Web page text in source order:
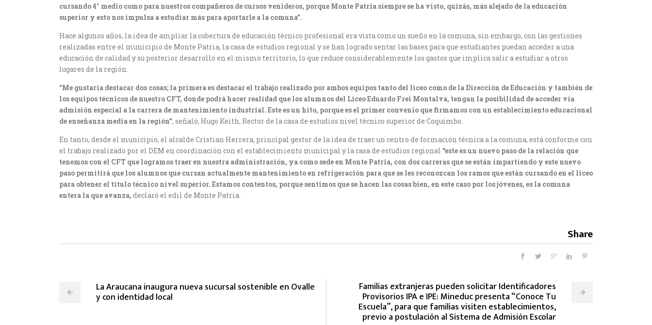
cursando 4° medio como para nuestros compañeros de cursos venideros, porque Monte Patria siempre se ha visto, quizás, más alejado de la educación
superior y esto nos impulsa a estudiar más para aportarle a la comuna”.
Hace algunos años, la idea de ampliar la cobertura de educación técnico profesional era vista como un sueño en la comuna, sin embargo, con las gestiones
realizadas entre el municipio de Monte Patria, la casa de estudios regional y se han logrado sentar las bases para que estudiantes puedan acceder a una
educación de calidad y su posterior desarrollo en el mismo territorio, lo que reduce considerablemente los gastos que implica salir a estudiar a otros
lugares de la región.
“Me gustaría destacar dos cosas; la primera es destacar el trabajo realizado por ambos equipos tanto del liceo como de la Dirección de Educación y también de
los equipos técnicos de nuestro CFT, donde podrá hacer realidad que los alumnos del Liceo Eduardo Frei Montalva, tengan la posibilidad de acceder vía
admisión especial a la carrera de mantenimiento industrial. Este es un hito, porque es el primer convenio que firmamos con un establecimiento educacional
de enseñanza media en la región”, señaló, Hugo Keith, Rector de la casa de estudios nivel técnico superior de Coquimbo.
En tanto, desde el municipio, el alcalde Cristian Herrera, principal gestor de la idea de traer un centro de formación técnica a la comuna, está conforme con
el trabajo realizado por el DEM en coordinación con el establecimiento municipal y la casa de estudios regional “este es un nuevo paso de la relación que
tenemos con el CFT que logramos traer en nuestra administración, ya como sede en Monte Patria, con dos carreras que se están impartiendo y este nuevo
paso permitirá que los alumnos que cursan actualmente mantenimiento en refrigeración para que se les reconozcan los ramos que están cursando en el liceo
para obtener el título técnico nivel superior. Estamos contentos, porque sentimos que se hacen las cosas bien, en este caso por los jóvenes, es la comuna
entera la que avanza, declaró el edil de Monte Patria.
Share
La Araucana inaugura nueva sucursal sostenible en Ovalle
y con identidad local
Familias extranjeras pueden solicitar Identificadores
Provisorios IPA e IPE: Mineduc presenta “Conoce Tu
Escuela”, para que familias visiten establecimientos,
previo a postulación al Sistema de Admisión Escolar